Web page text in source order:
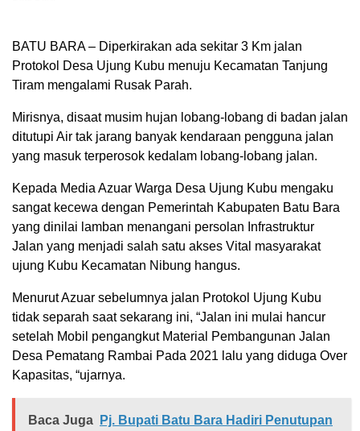
BATU BARA – Diperkirakan ada sekitar 3 Km jalan
Protokol Desa Ujung Kubu menuju Kecamatan Tanjung
Tiram mengalami Rusak Parah.
Mirisnya, disaat musim hujan lobang-lobang di badan jalan
ditutupi Air tak jarang banyak kendaraan pengguna jalan
yang masuk terperosok kedalam lobang-lobang jalan.
Kepada Media Azuar Warga Desa Ujung Kubu mengaku
sangat kecewa dengan Pemerintah Kabupaten Batu Bara
yang dinilai lamban menangani persolan Infrastruktur
Jalan yang menjadi salah satu akses Vital masyarakat
ujung Kubu Kecamatan Nibung hangus.
Menurut Azuar sebelumnya jalan Protokol Ujung Kubu
tidak separah saat sekarang ini, “Jalan ini mulai hancur
setelah Mobil pengangkut Material Pembangunan Jalan
Desa Pematang Rambai Pada 2021 lalu yang diduga Over
Kapasitas, “ujarnya.
Baca Juga
Pj. Bupati Batu Bara Hadiri Penutupan